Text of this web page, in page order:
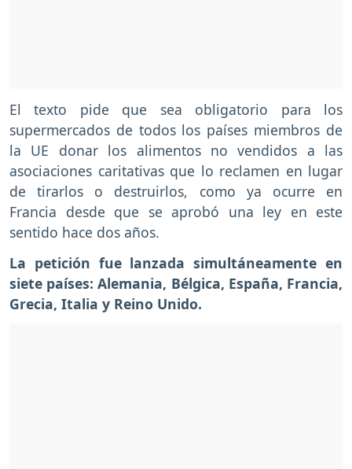
El texto pide que sea obligatorio para los
supermercados de todos los países miembros de
la UE donar los alimentos no vendidos a las
asociaciones caritativas que lo reclamen en lugar
de tirarlos o destruirlos, como ya ocurre en
Francia desde que se aprobó una ley en este
sentido hace dos años.
La petición fue lanzada simultáneamente en
siete países: Alemania, Bélgica, España, Francia,
Grecia, Italia y Reino Unido.